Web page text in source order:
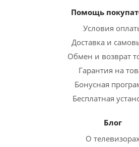
Помощь
Условия
Доставка и
Обмен и возврат
Гарантия на
Бонусная
Бесплатная
Блог
О